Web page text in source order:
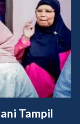
Tampil